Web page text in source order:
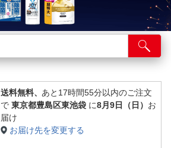
送料無料、 あと17時間55分以内のご注文
で 東京都豊島区東池袋 に8月9日（日） お
届け
お届け先を変更する